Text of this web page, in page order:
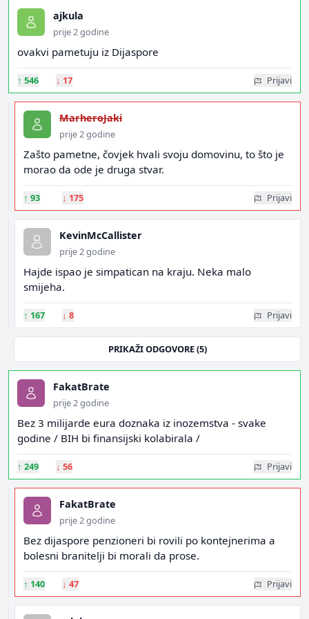
ajkula
prije 2 godine
ovakvi pametuju iz Dijaspore
↑ 546 ↓ 17 Prijavi
MarheroJaki
prije 2 godine
Zašto pametne, čovjek hvali svoju domovinu, to što je
morao da ode je druga stvar.
↑ 93 ↓ 175 Prijavi
KevinMcCallister
prije 2 godine
Hajde ispao je simpatican na kraju. Neka malo
smijeha.
↑ 167 ↓ 8 Prijavi
PRIKAŽI ODGOVORE (5)
FakatBrate
prije 2 godine
Bez 3 milijarde eura doznaka iz inozemstva - svake
godine / BIH bi finansijski kolabirala /
↑ 249 ↓ 56 Prijavi
FakatBrate
prije 2 godine
Bez dijaspore penzioneri bi rovili po kontejnerima a
bolesni branitelji bi morali da prose.
↑ 140 ↓ 47 Prijavi